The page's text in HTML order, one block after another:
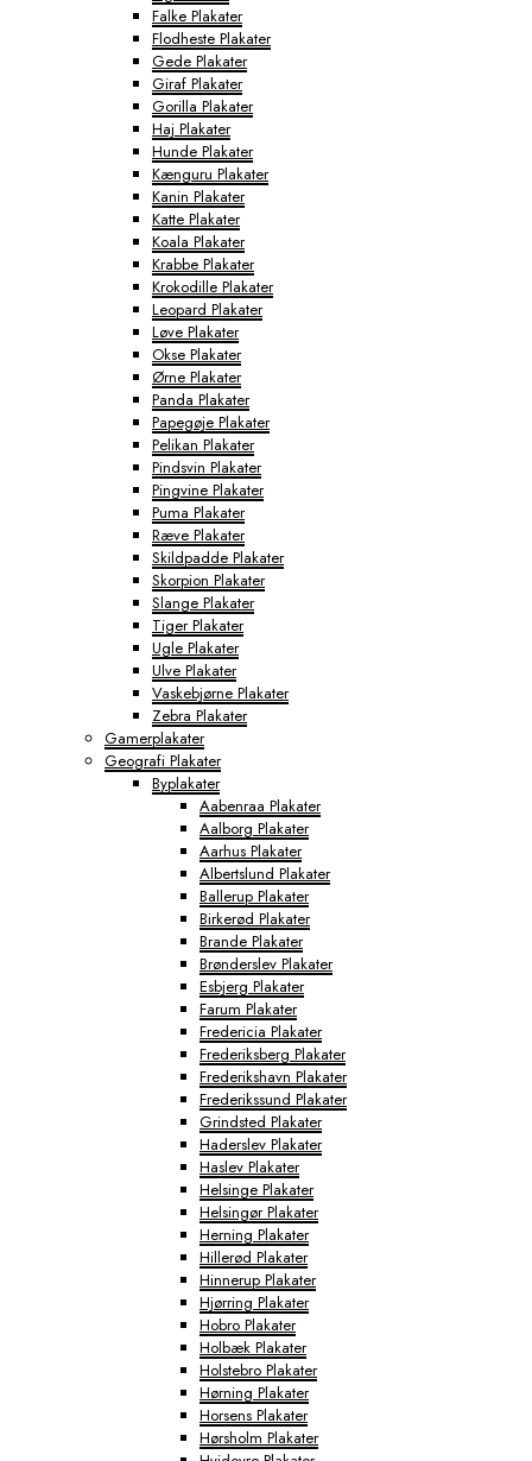
Falke Plakater
Flodheste Plakater
Gede Plakater
Giraf Plakater
Gorilla Plakater
Haj Plakater
Hunde Plakater
Kænguru Plakater
Kanin Plakater
Katte Plakater
Koala Plakater
Krabbe Plakater
Krokodille Plakater
Leopard Plakater
Løve Plakater
Okse Plakater
Ørne Plakater
Panda Plakater
Papegøje Plakater
Pelikan Plakater
Pindsvin Plakater
Pingvine Plakater
Puma Plakater
Ræve Plakater
Skildpadde Plakater
Skorpion Plakater
Slange Plakater
Tiger Plakater
Ugle Plakater
Ulve Plakater
Vaskebjørne Plakater
Zebra Plakater
Gamerplakater
Geografi Plakater
Byplakater
Aabenraa Plakater
Aalborg Plakater
Aarhus Plakater
Albertslund Plakater
Ballerup Plakater
Birkerød Plakater
Brande Plakater
Brønderslev Plakater
Esbjerg Plakater
Farum Plakater
Fredericia Plakater
Frederiksberg Plakater
Frederikshavn Plakater
Frederikssund Plakater
Grindsted Plakater
Haderslev Plakater
Haslev Plakater
Helsinge Plakater
Helsingør Plakater
Herning Plakater
Hillerød Plakater
Hinnerup Plakater
Hjørring Plakater
Hobro Plakater
Holbæk Plakater
Holstebro Plakater
Hørning Plakater
Horsens Plakater
Hørsholm Plakater